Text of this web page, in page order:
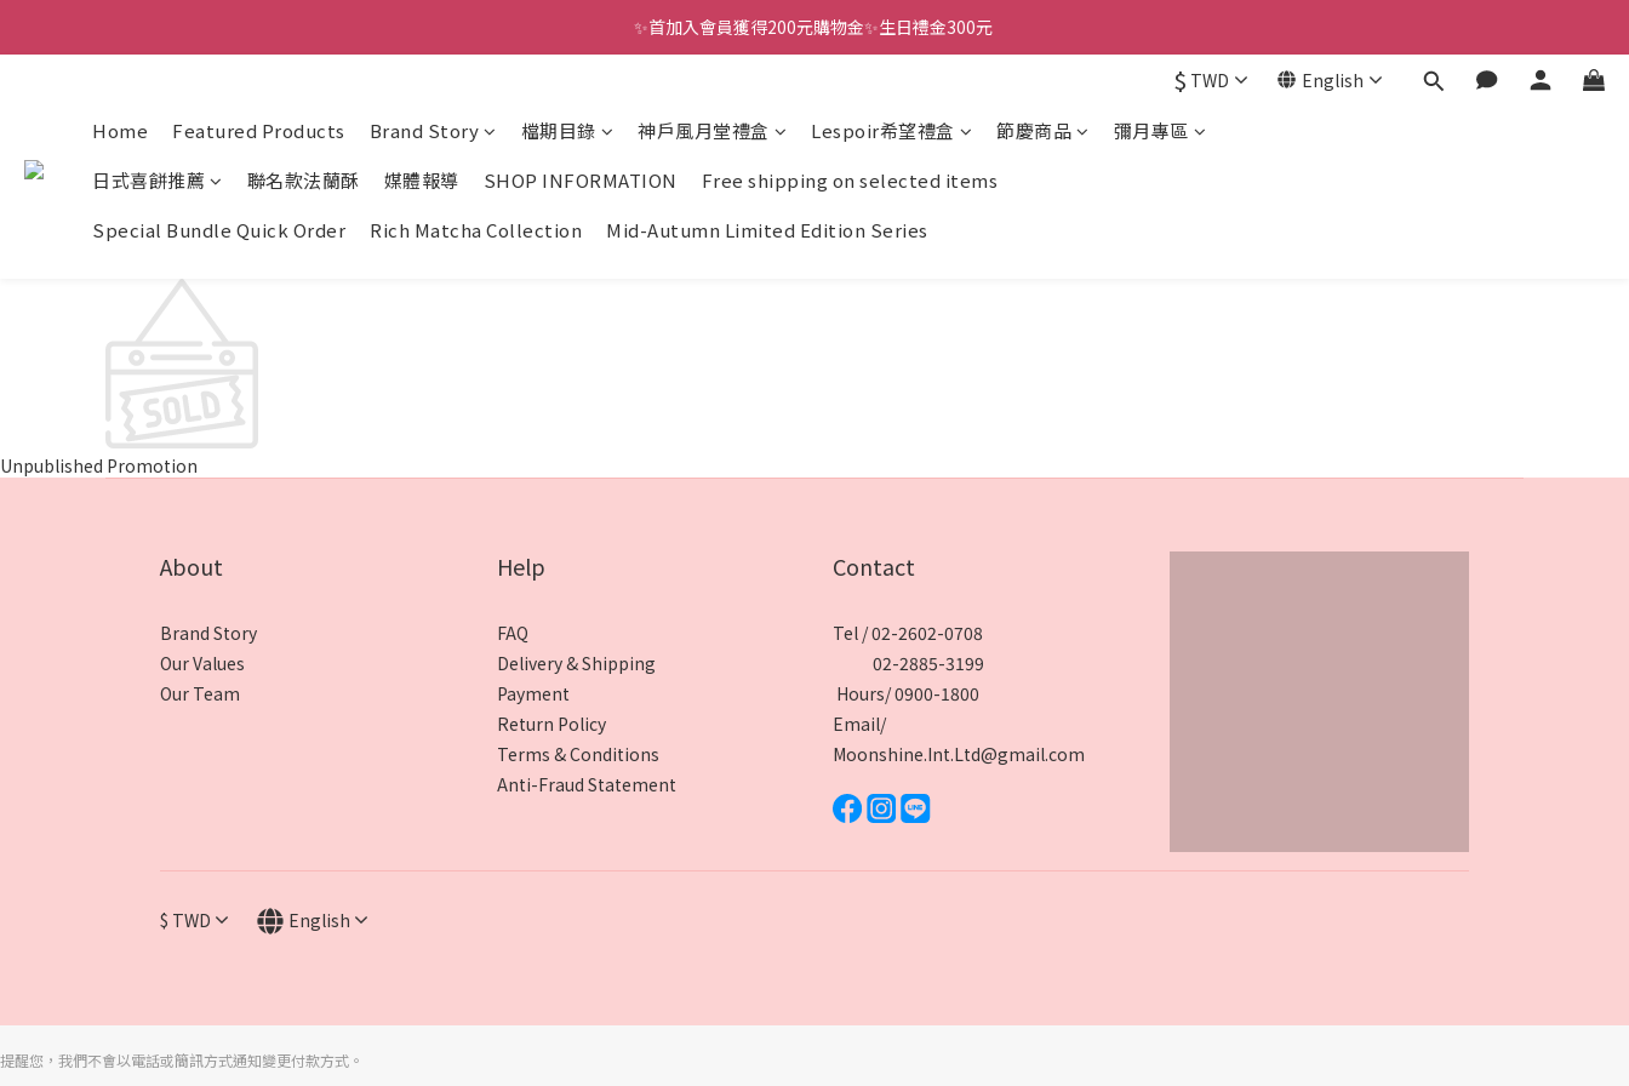
全館滿千免運
✨首加入會員獲得200元購物金✨生日禮金300元
$ TWD English
Home Featured Products Brand Story 檔期目錄 神戶風月堂禮盒 Lespoir希望禮盒 節慶商品
彌月專區
日式喜餅推薦
聯名款法蘭酥 媒體報導 SHOP INFORMATION
Free shipping on selected items
Special Bundle Quick Order
Rich Matcha Collection Mid-Autumn Limited Edition Series
Unpublished Promotion
About
Brand Story
Our Values
Our Team
Help
FAQ
Delivery & Shipping
Payment
Return Policy
Terms & Conditions
Anti-Fraud Statement
Contact
Tel / 02-2602-0708
02-2885-3199
Hours/ 0900-1800
Email/
Moonshine.Int.Ltd@gmail.com
$ TWD English
提醒您，我們不會以電話或簡訊方式通知變更付款方式。